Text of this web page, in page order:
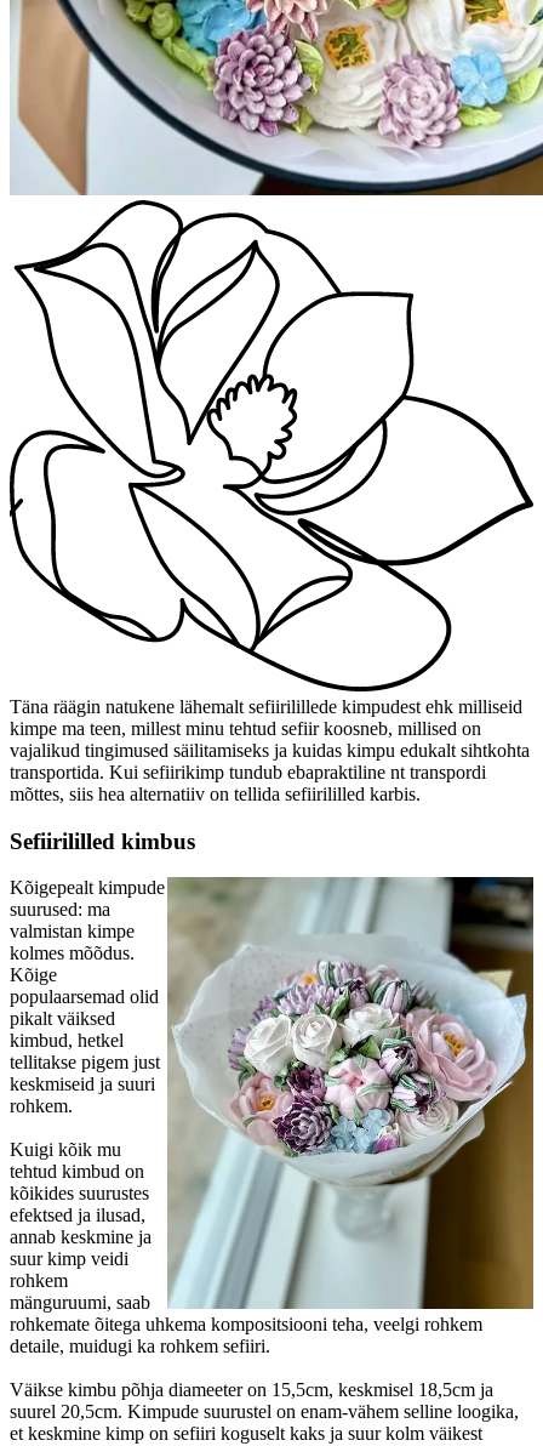
Täna räägin natukene lähemalt sefiirilillede kimpudest ehk milliseid
kimpe ma teen, millest minu tehtud sefiir koosneb, millised on
vajalikud tingimused säilitamiseks ja kuidas kimpu edukalt sihtkohta
transportida. Kui sefiirikimp tundub ebapraktiline nt transpordi
mõttes, siis hea alternatiiv on tellida sefiirililled karbis.
Sefiirililled kimbus
Kõigepealt kimpude
suurused: ma
valmistan kimpe
kolmes mõõdus.
Kõige
populaarsemad olid
pikalt väiksed
kimbud, hetkel
tellitakse pigem just
keskmiseid ja suuri
rohkem.
Kuigi kõik mu
tehtud kimbud on
kõikides suurustes
efektsed ja ilusad,
annab keskmine ja
suur kimp veidi
rohkem
mänguruumi, saab
rohkemate õitega uhkema kompositsiooni teha, veelgi rohkem
detaile, muidugi ka rohkem sefiiri.
Väikse kimbu põhja diameeter on 15,5cm, keskmisel 18,5cm ja
suurel 20,5cm. Kimpude suurustel on enam-vähem selline loogika,
et keskmine kimp on sefiiri koguselt kaks ja suur kolm väikest